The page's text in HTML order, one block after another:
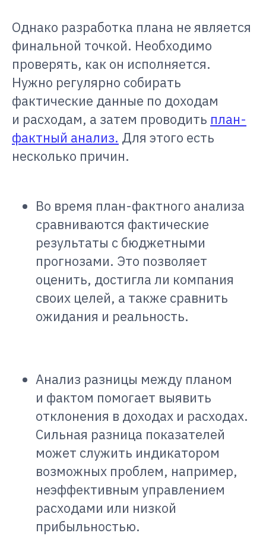
Однако разработка плана не является
финальной точкой. Необходимо
проверять, как он исполняется.
Нужно регулярно собирать
фактические данные по доходам
и расходам, а затем проводить план-
фактный анализ. Для этого есть
несколько причин.
Во время план-фактного анализа
сравниваются фактические
результаты с бюджетными
прогнозами. Это позволяет
оценить, достигла ли компания
своих целей, а также сравнить
ожидания и реальность.
Анализ разницы между планом
и фактом помогает выявить
отклонения в доходах и расходах.
Сильная разница показателей
может служить индикатором
возможных проблем, например,
неэффективным управлением
расходами или низкой
прибыльностью.